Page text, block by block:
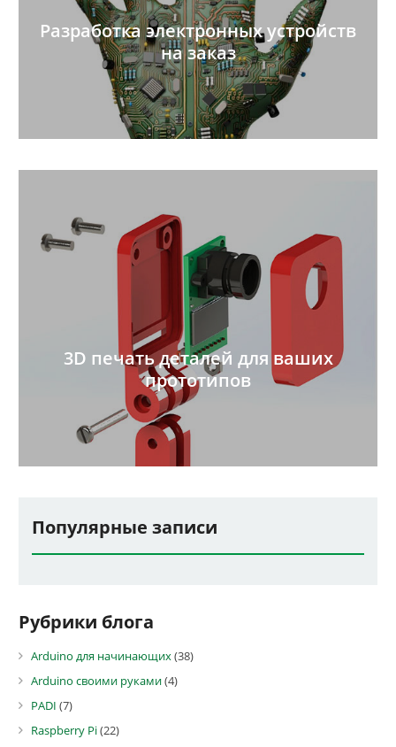
Разработка электронных устройств
на заказ
3D печать деталей для ваших
прототипов
Популярные записи
Рубрики блога
Arduino для начинающих(38)
Arduino своими руками(4)
PADI (7)
Raspberry Pi(22)